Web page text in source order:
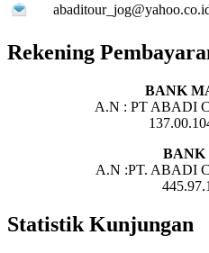
Rekening
BANK
A.N : PT ABADI
BANK
A.N :PT. ABADI
Statistik Kunjungan